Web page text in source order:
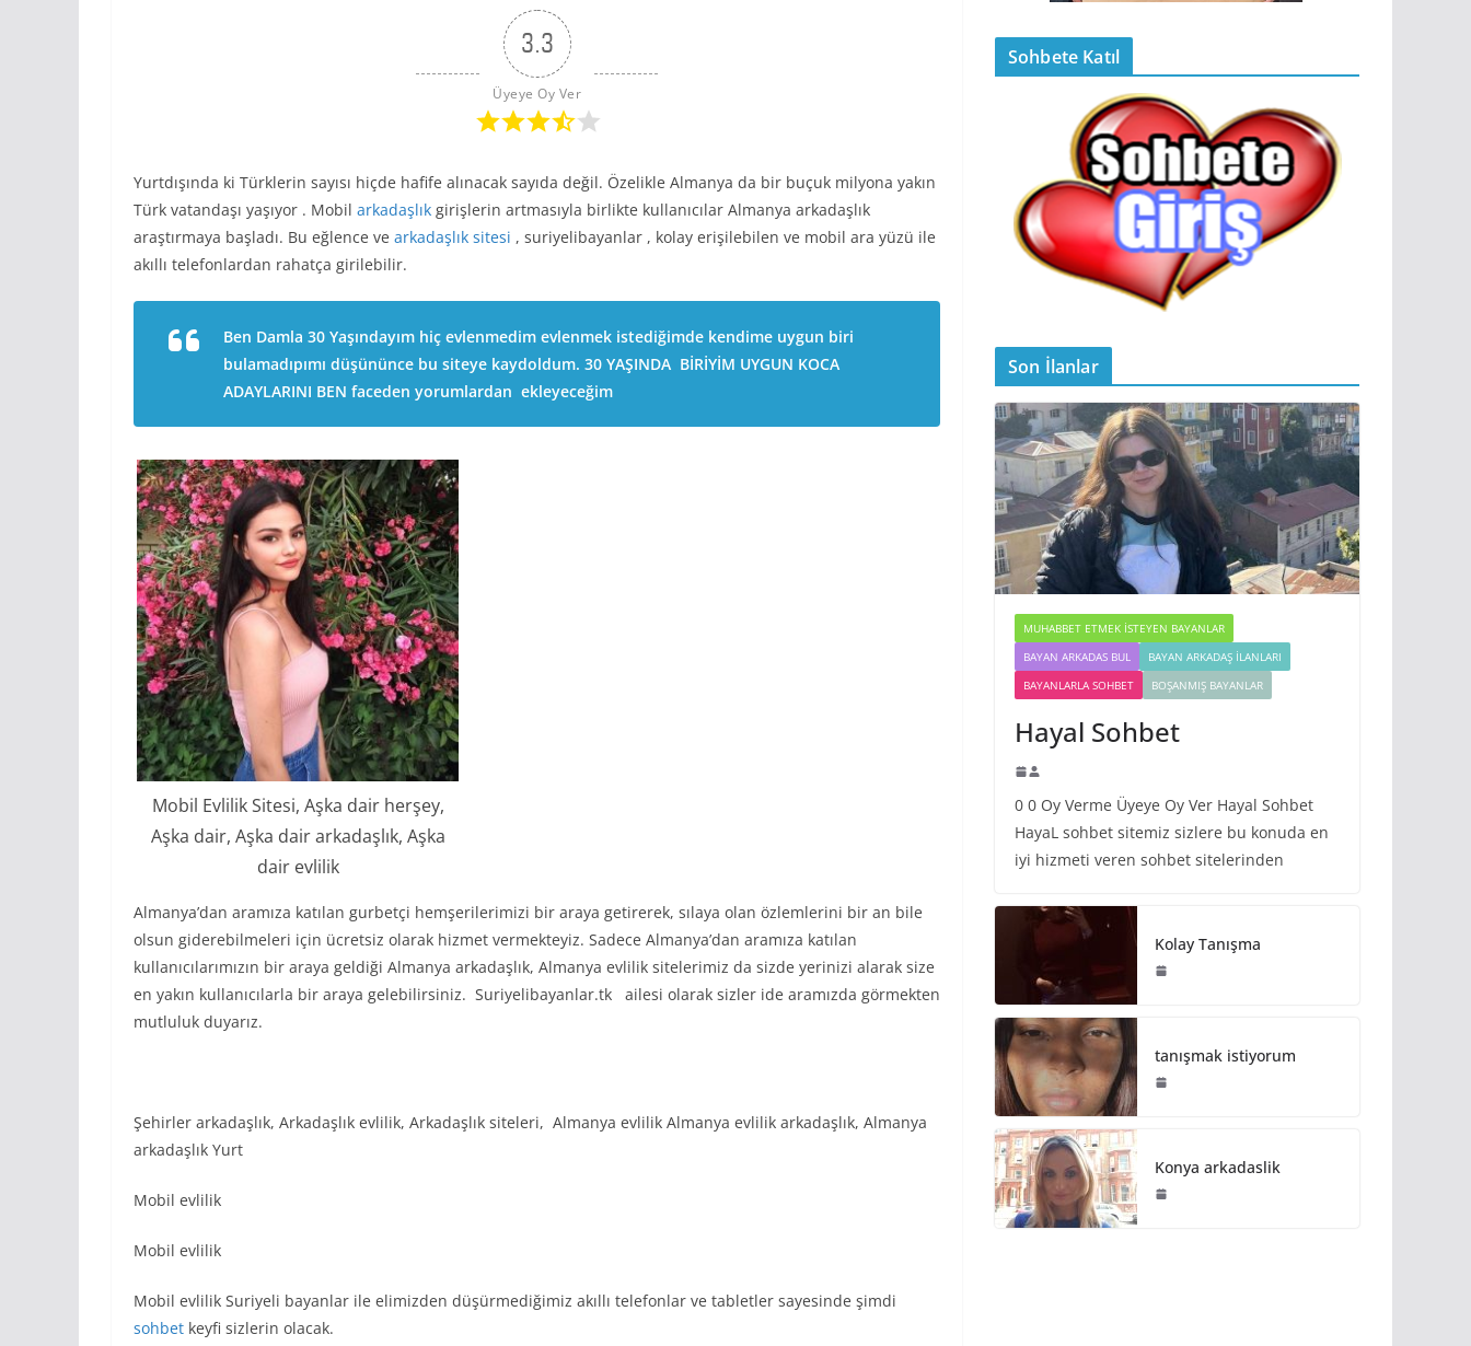
3.3
Üyeye Oy Ver
Yurtdışında ki Türklerin sayısı hiçde hafife alınacak sayıda değil. Özelikle Almanya da bir buçuk milyona yakın
Türk vatandaşı yaşıyor . Mobil arkadaşlık girişlerin artmasıyla birlikte kullanıcılar Almanya arkadaşlık
araştırmaya başladı. Bu eğlence ve arkadaşlık sitesi , suriyelibayanlar , kolay erişilebilen ve mobil ara yüzü ile
akıllı telefonlardan rahatça girilebilir.
Ben Damla 30 Yaşındayım hiç evlenmedim evlenmek istediğimde kendime uygun biri
bulamadıpımı düşününce bu siteye kaydoldum. 30 YAŞINDA BİRİYİM UYGUN KOCA
ADAYLARINI BEN faceden yorumlardan ekleyeceğim
Mobil Evlilik Sitesi, Aşka dair herşey,
Aşka dair, Aşka dair arkadaşlık, Aşka
dair evlilik
Almanya’dan aramıza katılan gurbetçi hemşerilerimizi bir araya getirerek, sılaya olan özlemlerini bir an bile
olsun giderebilmeleri için ücretsiz olarak hizmet vermekteyiz. Sadece Almanya’dan aramıza katılan
kullanıcılarımızın bir araya geldiği Almanya arkadaşlık, Almanya evlilik sitelerimiz da sizde yerinizi alarak size
en yakın kullanıcılarla bir araya gelebilirsiniz. Suriyelibayanlar.tk ailesi olarak sizler ide aramızda görmekten
mutluluk duyarız.
Şehirler arkadaşlık, Arkadaşlık evlilik, Arkadaşlık siteleri, Almanya evlilik Almanya evlilik arkadaşlık, Almanya
arkadaşlık Yurt
Mobil evlilik
Mobil evlilik
Mobil evlilik Suriyeli bayanlar ile elimizden düşürmediğimiz akıllı telefonlar ve tabletler sayesinde şimdi
sohbet keyfi sizlerin olacak.
Sohbete Katıl
Son İlanlar
MUHABBET ETMEK İSTEYEN BAYANLAR
BAYAN ARKADAS BUL
BAYAN ARKADAŞ İLANLARI
BAYANLARLA SOHBET
BOŞANMIŞ BAYANLAR
Hayal Sohbet
0 0 Oy Verme Üyeye Oy Ver Hayal Sohbet
HayaL sohbet sitemiz sizlere bu konuda en
iyi hizmeti veren sohbet sitelerinden
Kolay Tanışma
tanışmak istiyorum
Konya arkadaslik